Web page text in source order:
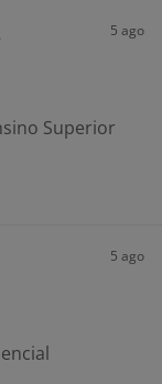
5 ago
Superior
5 ago